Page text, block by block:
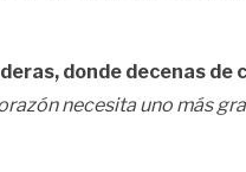
donde decenas de
necesita uno más